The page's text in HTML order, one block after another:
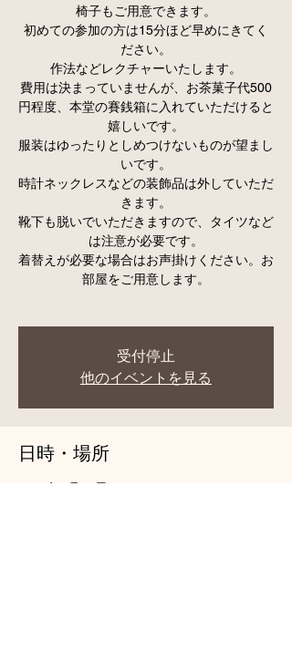
椅子もご用意できます。
初めての参加の方は15分ほど早めにきてく
ださい。
作法などレクチャーいたします。
費用は決まっていませんが、お茶菓子代500
円程度、本堂の賽銭箱に入れていただけると
嬉しいです。
服装はゆったりとしめつけないものが望まし
いです。
時計ネックレスなどの装飾品は外していただ
きます。
靴下も脱いでいただきますので、タイツなど
は注意が必要です。
着替えが必要な場合はお声掛けください。お
部屋をご用意します。
受付停止
他のイベントを見る
日時・場所
2023年4月01日 7:30 – 8:30